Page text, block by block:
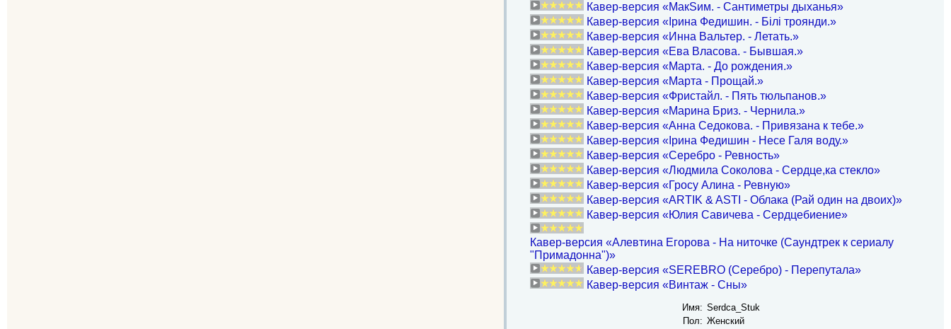
Кавер-версия «МакSим. - Сантиметры дыханья»
Кавер-версия «Ірина Федишин. - Білі троянди.»
Кавер-версия «Инна Вальтер. - Летать.»
Кавер-версия «Ева Власова. - Бывшая.»
Кавер-версия «Марта. - До рождения.»
Кавер-версия «Марта - Прощай.»
Кавер-версия «Фристайл. - Пять тюльпанов.»
Кавер-версия «Марина Бриз. - Чернила.»
Кавер-версия «Анна Седокова. - Привязана к тебе.»
Кавер-версия «Ірина Федишин - Несе Галя воду.»
Кавер-версия «Серебро - Ревность»
Кавер-версия «Людмила Соколова - Сердце,ка стекло»
Кавер-версия «Гросу Алина - Ревную»
Кавер-версия «ARTIK & ASTI - Облака (Рай один на двоих)»
Кавер-версия «Юлия Савичева - Сердцебиение»
Кавер-версия «Алевтина Егорова - На ниточке (Саундтрек к сериалу
"Примадонна")»
Кавер-версия «SEREBRO (Серебро) - Перепутала»
Кавер-версия «Винтаж - Сны»
Имя: Serdca_Stuk
Пол: Женский